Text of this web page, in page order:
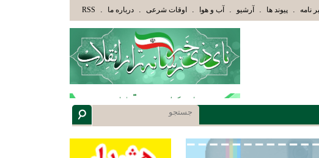
أُوْلَئِكَ الَّذِينَ هَدَاهُمُ اللَّهُ وَأُوْلَئِكَ هُمْ أُوْلُوا الْأَلْبَابِ» عاقلان هدایت یافته،حرفها را میشنوند و سپس
نامه . پیوند ها . آرشیو . آب و هوا . اوقات شرعی . درباره ما .
RSS